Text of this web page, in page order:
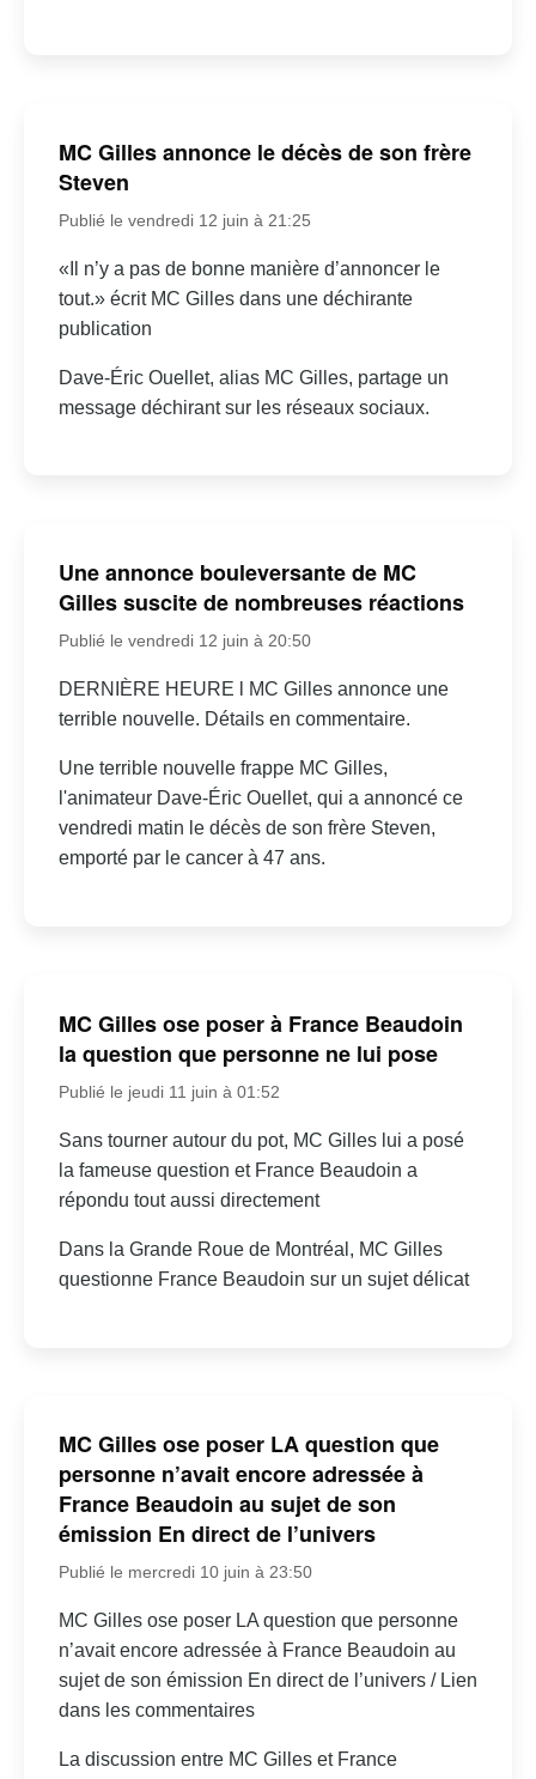
MC Gilles annonce le décès de son frère
Steven
Publié le vendredi 12 juin à 21:25
«Il n’y a pas de bonne manière d’annoncer le
tout.» écrit MC Gilles dans une déchirante
publication
Dave-Éric Ouellet, alias MC Gilles, partage un
message déchirant sur les réseaux sociaux.
Une annonce bouleversante de MC
Gilles suscite de nombreuses réactions
Publié le vendredi 12 juin à 20:50
DERNIÈRE HEURE l MC Gilles annonce une
terrible nouvelle. Détails en commentaire.
Une terrible nouvelle frappe MC Gilles,
l'animateur Dave-Éric Ouellet, qui a annoncé ce
vendredi matin le décès de son frère Steven,
emporté par le cancer à 47 ans.
MC Gilles ose poser à France Beaudoin
la question que personne ne lui pose
Publié le jeudi 11 juin à 01:52
Sans tourner autour du pot, MC Gilles lui a posé
la fameuse question et France Beaudoin a
répondu tout aussi directement
Dans la Grande Roue de Montréal, MC Gilles
questionne France Beaudoin sur un sujet délicat
MC Gilles ose poser LA question que
personne n’avait encore adressée à
France Beaudoin au sujet de son
émission En direct de l’univers
Publié le mercredi 10 juin à 23:50
MC Gilles ose poser LA question que personne
n’avait encore adressée à France Beaudoin au
sujet de son émission En direct de l’univers / Lien
dans les commentaires
La discussion entre MC Gilles et France